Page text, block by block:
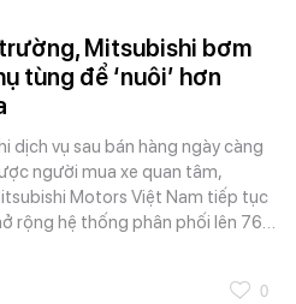
Mitsubishi bơm
tùng để ‘nuôi’ hơn
dịch vụ sau bán hàng ngày càng
người mua xe quan tâm,
Motors Việt Nam tiếp tục
rộng hệ thống phân phối lên 76…
0